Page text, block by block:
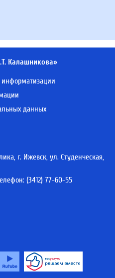
Калашникова»
информатизации
данных
г. Ижевск, ул. Студенческая,
(3412) 77-60-55